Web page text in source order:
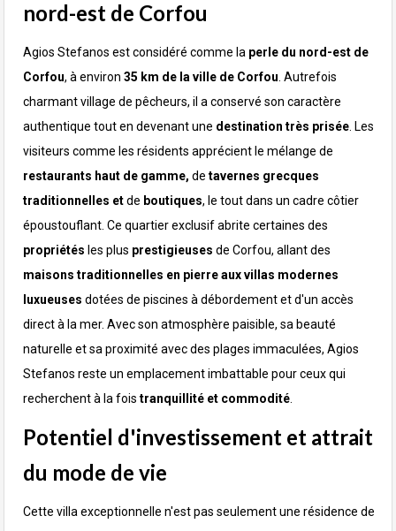
nord-est de Corfou
Agios Stefanos est considéré comme la perle du nord-est de
Corfou, à environ 35 km de la ville de Corfou. Autrefois
charmant village de pêcheurs, il a conservé son caractère
authentique tout en devenant une destination très prisée. Les
visiteurs comme les résidents apprécient le mélange de
restaurants haut de gamme, de tavernes grecques
traditionnelles etde boutiques, le tout dans un cadre côtier
époustouflant. Ce quartier exclusif abrite certaines des
propriétés les plus prestigieuses de Corfou, allant des
maisons traditionnelles en pierre aux villas modernes
luxueuses dotées de piscines à débordement et d'un accès
direct à la mer. Avec son atmosphère paisible, sa beauté
naturelle et sa proximité avec des plages immaculées, Agios
Stefanos reste un emplacement imbattable pour ceux qui
recherchent à la fois tranquillité et commodité.
Potentiel d'investissement et attrait
du mode de vie
Cette villa exceptionnelle n'est pas seulement une résidence de